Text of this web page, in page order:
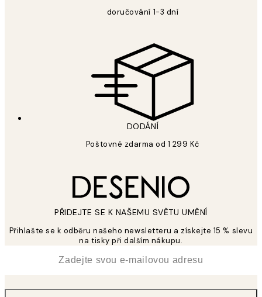
doručování 1-3 dní
DODÁNÍ
Poštovné zdarma od 1 299 Kč
PŘIDEJTE SE K NAŠEMU SVĚTU UMĚNÍ
Přihlašte se k odběru našeho newsletteru a získejte 15 % slevu
na tisky při dalším nákupu.